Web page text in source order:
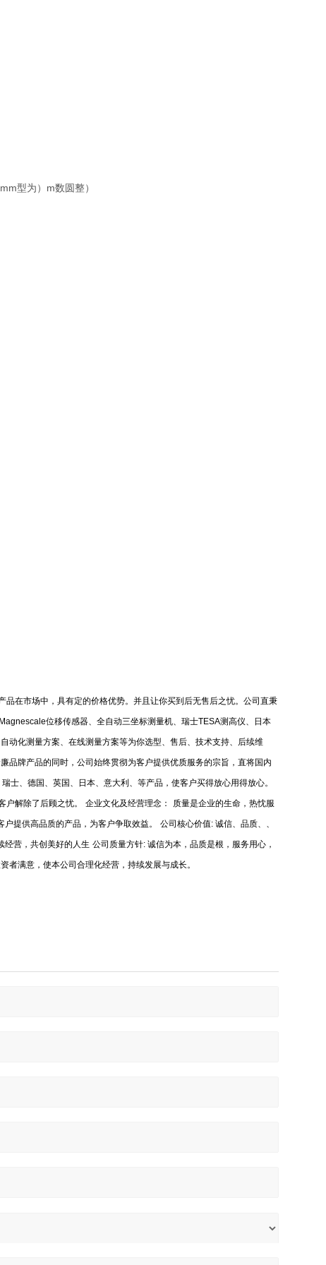
型为）m数圆整）
在市场中，具有定的价格优势。并且让你买到后无售后之忧。公司直秉
Magnescale位移传感器、全自动三坐标测量机、瑞士TESA测高仪、日本
动化测量方案、在线测量方案等为你选型、售后、技术支持、后续维
品牌产品的同时，公司始终贯彻为客户提供优质服务的宗旨，直将国内
士、德国、英国、日本、意大利、等产品，使客户买得放心用得放心。
解除了后顾之忧。 企业文化及经营理念： 质量是企业的生命，热忱服
提供高品质的产品，为客户争取效益。 公司核心价值:诚信、品质、、
经营，共创美好的人生 公司质量方针:诚信为本，品质是根，服务用心，
者满意，使本公司合理化经营，持续发展与成长。